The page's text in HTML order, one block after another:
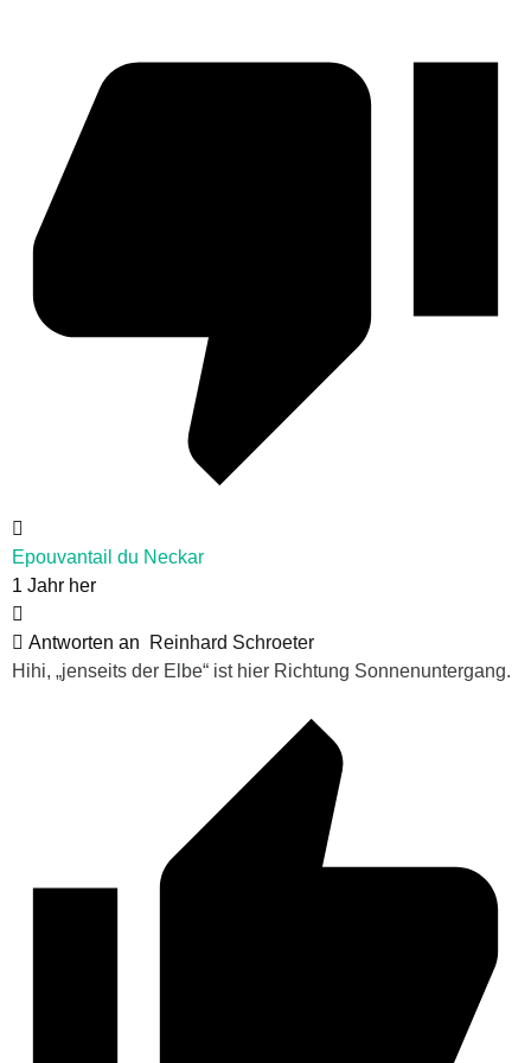
Epouvantail du Neckar
1 Jahr her
Antworten an
Reinhard Schroeter
Hihi, „jenseits der Elbe“ ist hier Richtung Sonnenuntergang.